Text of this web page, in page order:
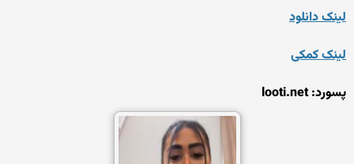
لینک دانلود
لینک کمکی
پسورد: looti.net